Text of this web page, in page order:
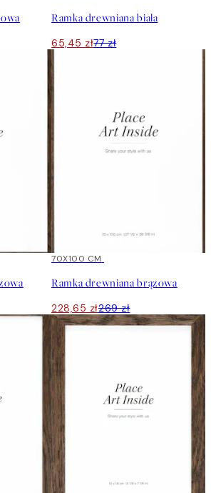
Ramka drewniana biała
65,45 zł77 zł
15%*
70X100 CM
Ramka drewniana brązowa
228,65 zł269 zł